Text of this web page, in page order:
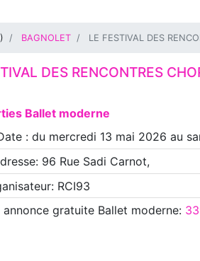
) BAGNOLET LE FESTIVAL DES
DES RENCONTRES
Ballet moderne
: du mercredi 13 mai 2026 au
96 Rue Sadi Carnot,
RCI93
annoncegratuite Ballet moderne: